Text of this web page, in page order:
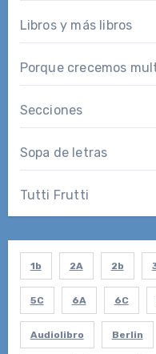
Libros y más libros
Porque crecemos
Secciones
Sopa de letras
Tutti Frutti
1b 2A 2b
5C 6A 6C
Audiolibro Berlin